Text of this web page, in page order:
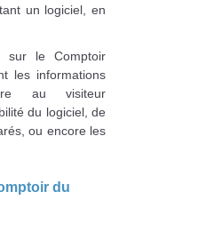
un logiciel, en
sur le Comptoir
les informations
au visiteur
du logiciel, de
ou encore les
du